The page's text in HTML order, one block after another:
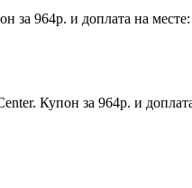
за 964р. и доплата на
Купон за 964р. и